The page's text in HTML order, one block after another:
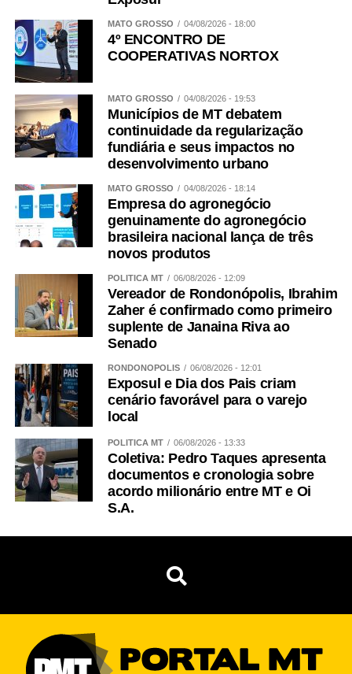
MATO GROSSO 04/08/2026 - 18:00
4º ENCONTRO DE
COOPERATIVAS NORTOX
MATO GROSSO 04/08/2026 - 19:53
Municípios de MT debatem
continuidade da regularização
fundiária e seus impactos no
desenvolvimento urbano
MATO GROSSO 04/08/2026 - 18:14
Empresa do agronegócio
genuinamente do agronegócio
brasileira nacional lança de três
novos produtos
POLÍTICA MT 06/08/2026 - 12:09
Vereador de Rondonópolis, Ibrahim
Zaher é confirmado como primeiro
suplente de Janaina Riva ao
Senado
RONDONÓPOLIS 06/08/2026 - 12:01
Exposul e Dia dos Pais criam
cenário favorável para o varejo
local
POLÍTICA MT 06/08/2026 - 13:33
Coletiva: Pedro Taques apresenta
documentos e cronologia sobre
acordo milionário entre MT e Oi
S.A.